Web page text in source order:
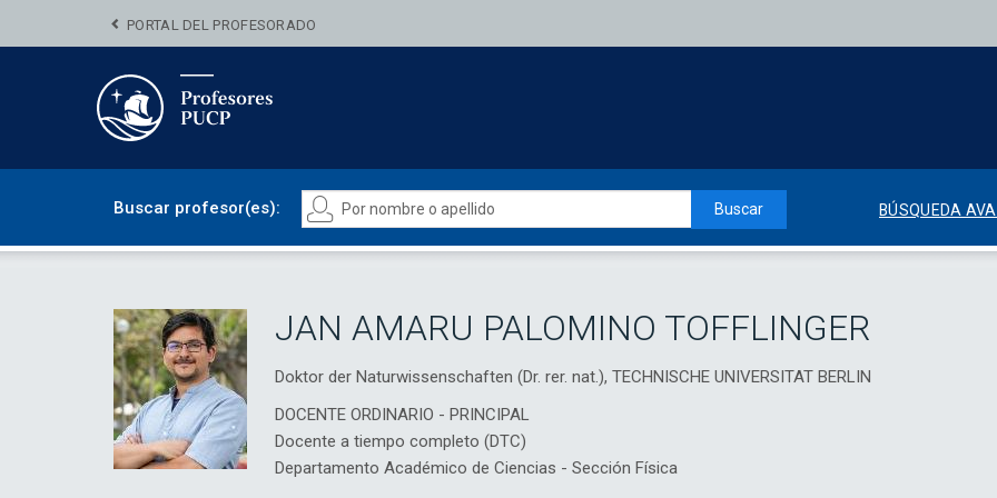
PORTAL DEL PROFESORADO
Buscar profesor(es): Buscar BÚSQUEDA
JAN AMARU PALOMINO TOFFLINGER
Doktor der Naturwissenschaften (Dr. rer. nat.), TECHNISCHE UNIVERSITAT BERLIN
DOCENTE ORDINARIO - PRINCIPAL
Docente a tiempo completo (DTC)
Departamento Académico de Ciencias - Sección Física